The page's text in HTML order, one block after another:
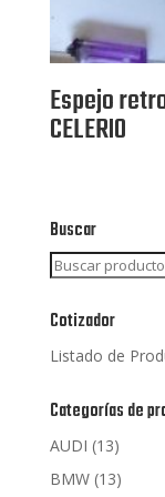
Espejo
CELERIO
Buscar
Buscar
Cotizador
Listado de
Categorías de
AUDI (13)
BMW (13)